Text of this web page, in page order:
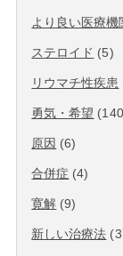
より良い医療
ステロイド (5)
リウマチ性疾患
勇気・希望
原因 (6)
合併症 (4)
寛解 (9)
新しい治療法